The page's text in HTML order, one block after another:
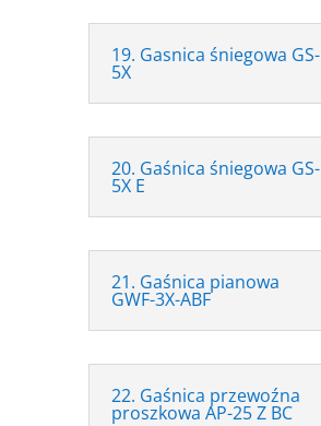
19. Gasnica śniegowa GS-
5X
20. Gaśnica śniegowa GS-
5X E
21. Gaśnica pianowa
GWF-3X-ABF
22. Gaśnica przewoźna
proszkowa AP-25 Z BC